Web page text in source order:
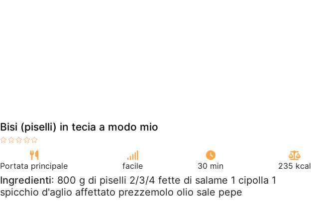
Bisi (piselli) in tecia a modo mio
Portata principale facile 30 min 235 kcal
Ingredienti: 800 g di piselli 2/3/4 fette di salame 1 cipolla 1
spicchio d'aglio affettato prezzemolo olio sale pepe